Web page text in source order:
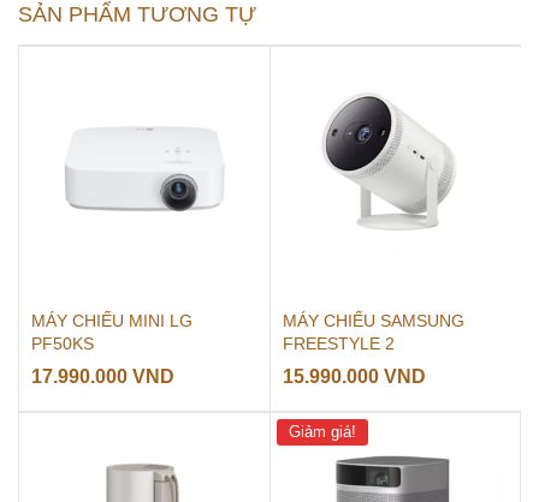
SẢN PHẨM TƯƠNG TỰ
MÁY CHIẾU MINI LG
PF50KS
17.990.000 VND
MÁY CHIẾU SAMSUNG
FREESTYLE 2
15.990.000 VND
Giảm giá!